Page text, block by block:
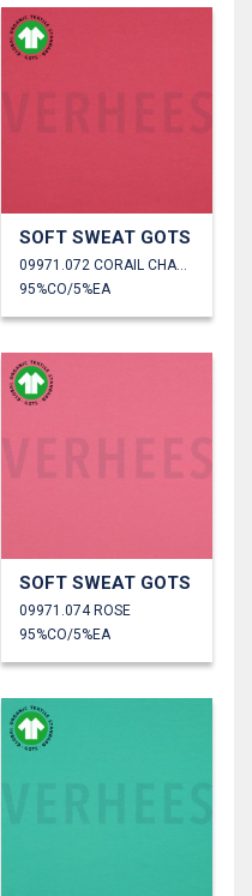
SOFT SWEAT GOTS
95%CO/5%EA
SOFT SWEAT GOTS
09971.074 ROSE
95%CO/5%EA